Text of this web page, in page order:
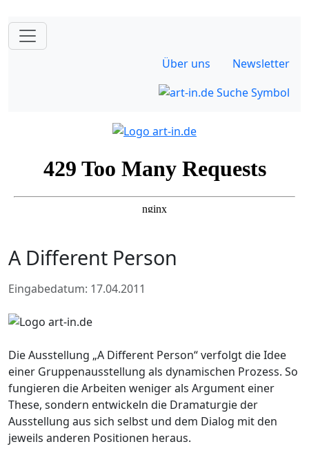
Über uns Newsletter
A Different Person
Eingabedatum: 17.04.2011
Die Ausstellung „A Different Person“ verfolgt die Idee
einer Gruppenausstellung als dynamischen Prozess. So
fungieren die Arbeiten weniger als Argument einer
These, sondern entwickeln die Dramaturgie der
Ausstellung aus sich selbst und dem Dialog mit den
jeweils anderen Positionen heraus.